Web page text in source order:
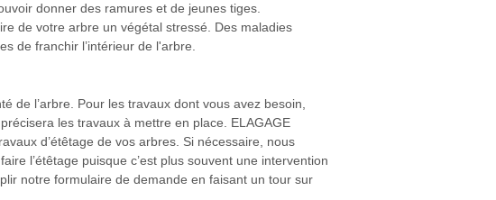
donner des ramures et de jeunes tiges.
de votre arbre un végétal stressé. Des maladies
de franchir l’intérieur de l'arbre.
de l’arbre. Pour les travaux dont vous avez besoin,
les travaux à mettre en place. ELAGAGE
d’étêtage de vos arbres. Si nécessaire, nous
l’étêtage puisque c’est plus souvent une intervention
notre formulaire de demande en faisant un tour sur